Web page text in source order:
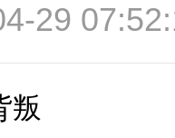
29
叛